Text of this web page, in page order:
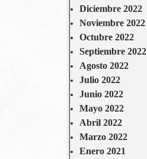
Diciembre 2022
Noviembre 2022
Octubre 2022
Septiembre 2022
Agosto 2022
Julio 2022
Junio 2022
Mayo 2022
Abril 2022
Marzo 2022
Enero 2021